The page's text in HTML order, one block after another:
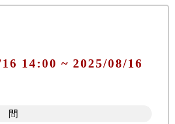
14:00 ~ 2025/08/16
間